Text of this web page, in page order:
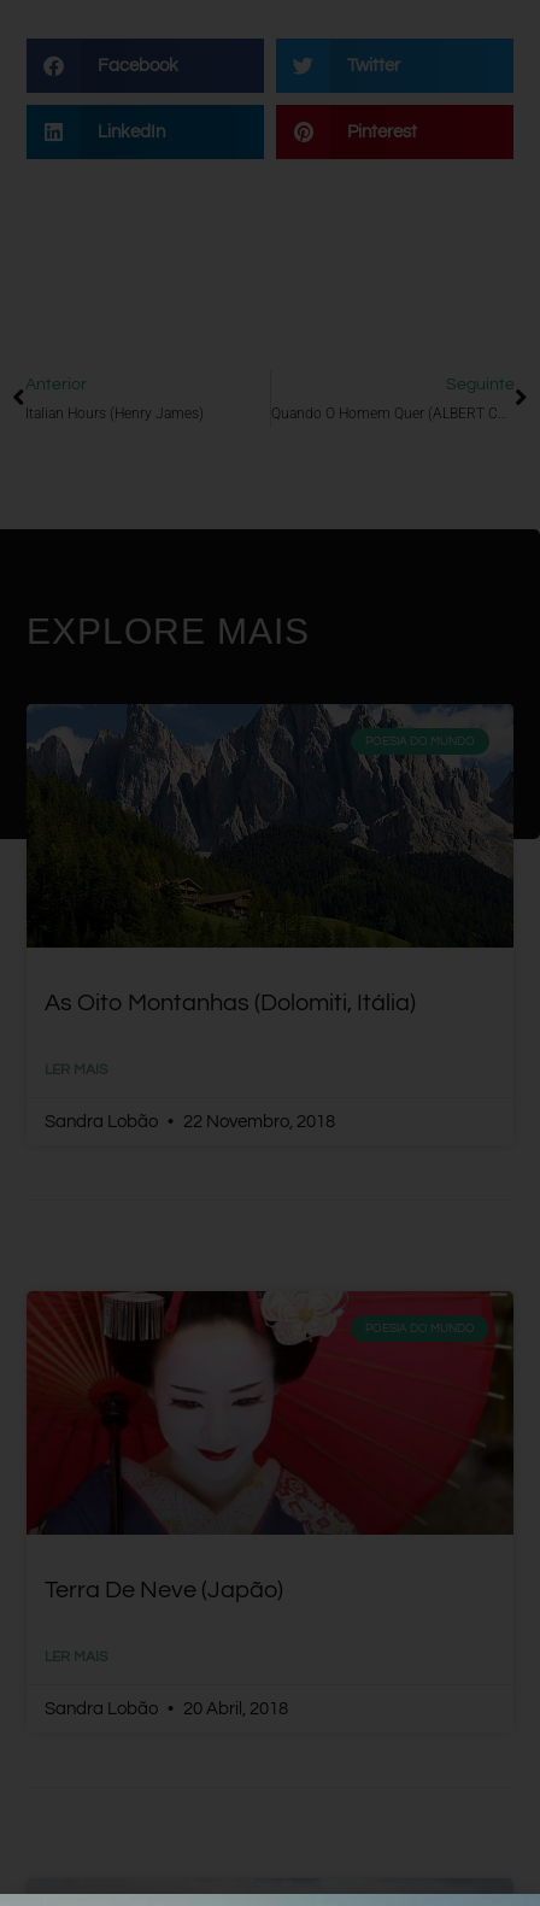
Facebook Twitter
LinkedIn Pinterest
Anterior
Italian Hours (Henry James)
Seguinte
EXPLORE MAIS
POESIA DO MUNDO
As Oito Montanhas (Dolomiti, Itália)
LER MAIS
Sandra Lobão 22 Novembro, 2018
POESIA DO MUNDO
Terra De Neve (Japão)
LER MAIS
Sandra Lobão 20 Abril, 2018